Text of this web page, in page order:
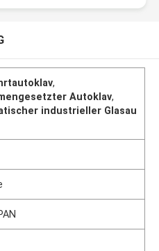
,
Autoklav,
industrieller Glasau